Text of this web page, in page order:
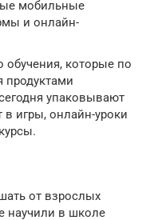
мобильные
и онлайн-
которые по
продуктами
упаковывают
в игры, онлайн-уроки
от взрослых
научили в школе